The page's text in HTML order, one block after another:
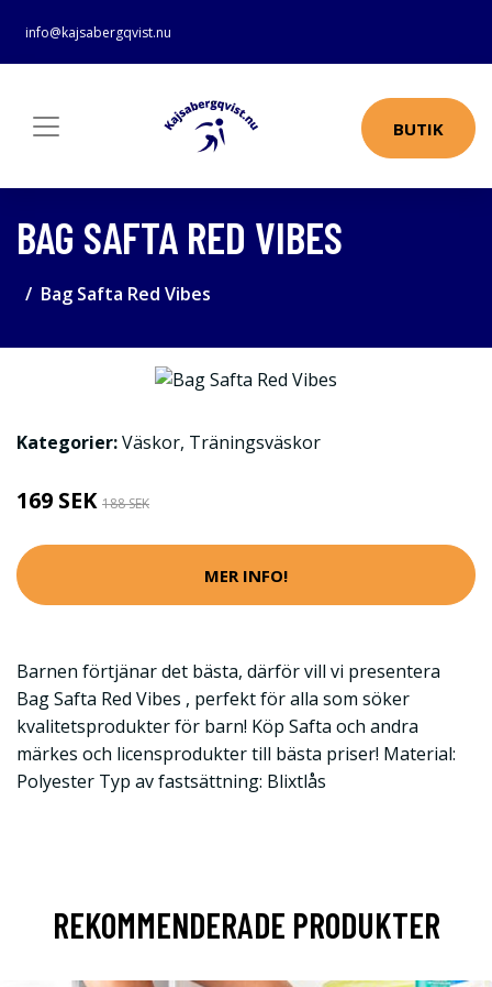
info@kajsabergqvist.nu
BUTIK
BAG SAFTA RED VIBES
Bag Safta Red Vibes
Kategorier:Väskor, Träningsväskor
169 SEK 188 SEK
MER INFO!
Barnen förtjänar det bästa, därför vill vi presentera
Bag Safta Red Vibes , perfekt för alla som söker
kvalitetsprodukter för barn! Köp Safta och andra
märkes och licensprodukter till bästa priser! Material:
Polyester Typ av fastsättning: Blixtlås
REKOMMENDERADE PRODUKTER